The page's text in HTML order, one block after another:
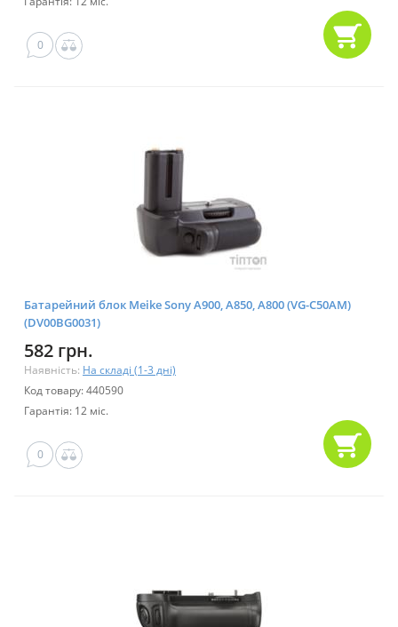
0
Батарейний блок Meike Sony A900, A850, A800 (VG-C50AM)
(DV00BG0031)
582 грн.
Наявність: На складі (1-3 дні)
Код товару: 440590
Гарантія: 12 міс.
0